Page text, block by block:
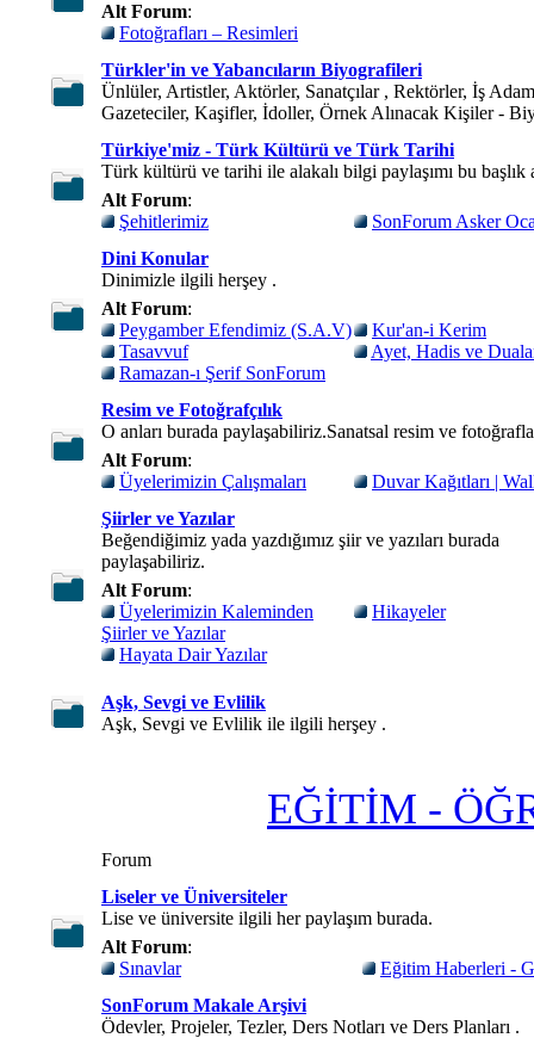
Alt Forum:
Fotoğrafları – Resimleri
Türkler'in ve Yabancıların Biyografileri
Ünlüler, Artistler, Aktörler, Sanatçılar , Rektörler, İş
Gazeteciler, Kaşifler, İdoller, Örnek Alınacak Kişiler -
Türkiye'miz - Türk Kültürü ve Türk Tarihi
Türk kültürü ve tarihi ile alakalı bilgi paylaşımı bu başlık
Alt Forum:
Şehitlerimiz
SonForum Asker
Dini Konular
Dinimizle ilgili herşey .
Alt Forum:
Peygamber Efendimiz (S.A.V)
Kur'an-i Kerim
Tasavvuf
Ayet, Hadis ve
Ramazan-ı Şerif SonForum
Resim ve Fotoğrafçılık
O anları burada paylaşabiliriz.Sanatsal resim ve
Alt Forum:
Üyelerimizin Çalışmaları
Duvar Kağıtları |
Şiirler ve Yazılar
Beğendiğimiz yada yazdığımız şiir ve yazıları burada
paylaşabiliriz.
Alt Forum:
Üyelerimizin Kaleminden
Şiirler ve Yazılar
Hikayeler
Hayata Dair Yazılar
Aşk, Sevgi ve Evlilik
Aşk, Sevgi ve Evlilik ile ilgili herşey .
EĞİTİM -
Forum
Liseler ve Üniversiteler
Lise ve üniversite ilgili her paylaşım burada.
Alt Forum:
Sınavlar
Eğitim Haberleri -
SonForum Makale Arşivi
Ödevler, Projeler, Tezler, Ders Notları ve Ders Planları .